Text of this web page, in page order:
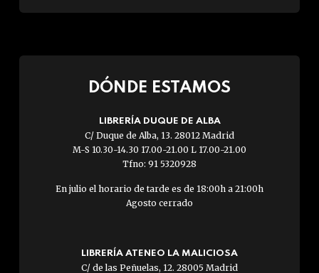
DÓNDE ESTAMOS
LIBRERÍA DUQUE DE ALBA
C/ Duque de Alba, 13. 28012 Madrid
M-S 10.30-14.30 17.00-21.00 L 17.00-21.00
Tfno: 91 5320928
En julio el horario de tarde es de 18:00h a 21:00h
Agosto cerrado
LIBRERÍA ATENEO LA MALICIOSA
C/ de las Peñuelas, 12. 28005 Madrid